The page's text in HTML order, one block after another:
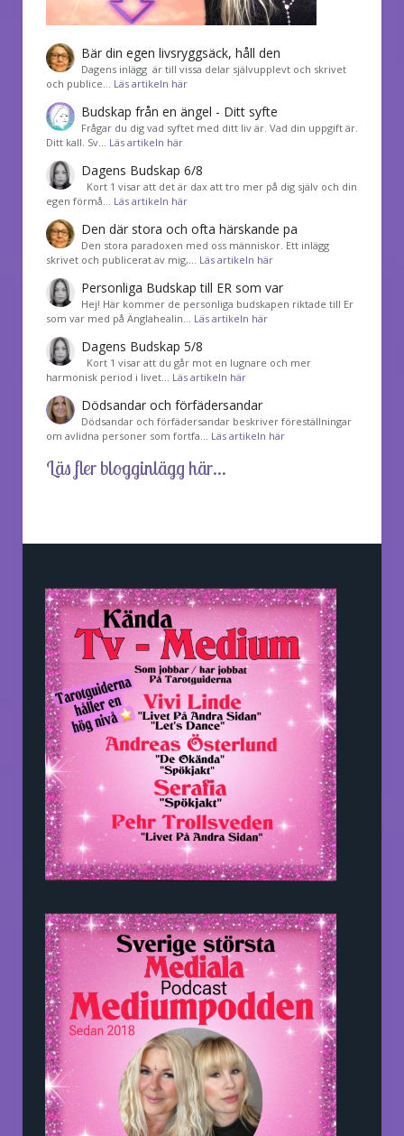
Bär din egen livsryggsäck, håll den
Dagens inlägg är till vissa delar självupplevt och skrivet
och publice… Läs artikeln här
Budskap från en ängel - Ditt syfte
Frågar du dig vad syftet med ditt liv är. Vad din uppgift är.
Ditt kall. Sv… Läs artikeln här
Dagens Budskap 6/8
Kort 1 visar att det är dax att tro mer på dig själv och din
egen förmå… Läs artikeln här
Den där stora och ofta härskande pa
Den stora paradoxen med oss människor. Ett inlägg
skrivet och publicerat av mig,… Läs artikeln här
Personliga Budskap till ER som var
Hej! Här kommer de personliga budskapen riktade till Er
som var med på Änglahealin… Läs artikeln här
Dagens Budskap 5/8
Kort 1 visar att du går mot en lugnare och mer
harmonisk period i livet… Läs artikeln här
Dödsandar och förfädersandar
Dödsandar och förfädersandar beskriver föreställningar
om avlidna personer som fortfa… Läs artikeln här
Läs fler blogginlägg här...